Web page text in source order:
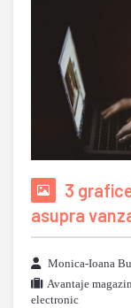
3
asupra
Monica-Ioana
Avantaje
electronic